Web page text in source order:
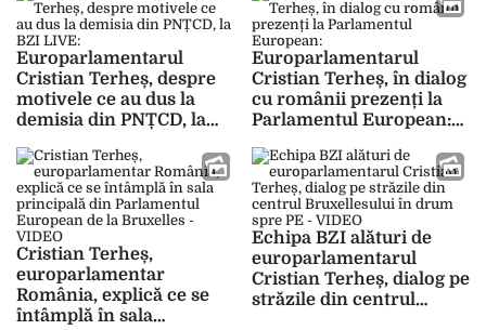
Europarlamentarul
Cristian Terheș, despre
motivele ce au dus la
demisia din PNȚCD, la
lucruri care ţin efectiv de
bucătăria internă a
partidului”
Europarlamentarul
Cristian Terheș, în dialog
cu românii prezenți la
Parlamentul European:
despre fiecare dintre voi,
pentru copii și
familiile voastre!” –
VIDEO
Cristian Terheș,
europarlamentar
România, explică ce se
întâmplă în sala
Echipa BZI alături de
europarlamentarul
Cristian Terheș, dialog pe
străzile din centrul